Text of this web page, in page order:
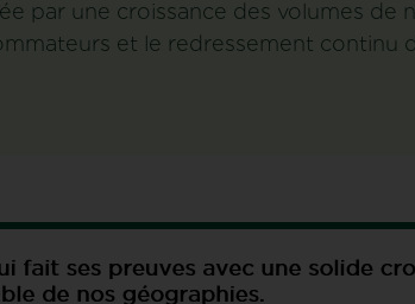
par une croissance des volumes de
et le redressement continu